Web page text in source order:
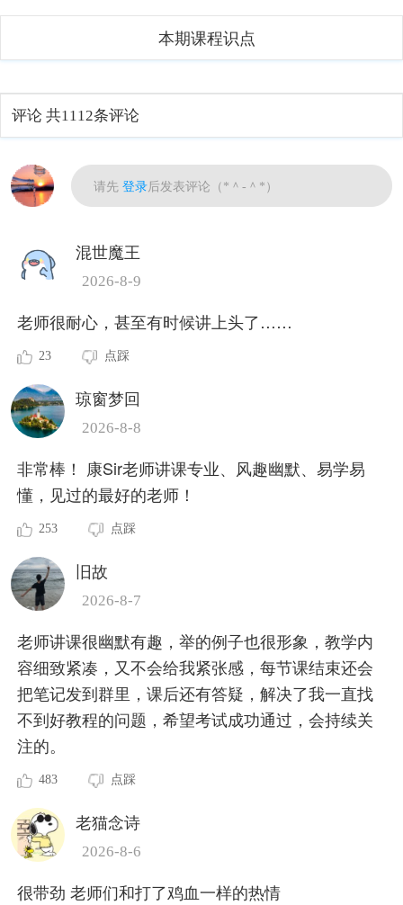
本期课程识点
评论 共1112条评论
请先登录后发表评论（*＾-＾*）
混世魔王
2026-8-9
老师很耐心，甚至有时候讲上头了……
23 点踩
琼窗梦回
2026-8-8
非常棒！ 康Sir老师讲课专业、风趣幽默、易学易
懂，见过的最好的老师！
253 点踩
旧故
2026-8-7
老师讲课很幽默有趣，举的例子也很形象，教学内
容细致紧凑，又不会给我紧张感，每节课结束还会
把笔记发到群里，课后还有答疑，解决了我一直找
不到好教程的问题，希望考试成功通过，会持续关
注的。
483 点踩
老猫念诗
2026-8-6
很带劲 老师们和打了鸡血一样的热情